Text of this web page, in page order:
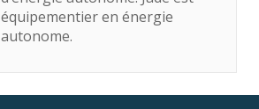
équipementier en énergie
autonome.